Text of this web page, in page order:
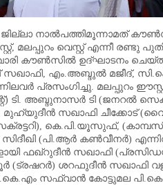
നാല്‍പത്തിമൂന്നാമത്
വെസ്റ്റ് എന്നീ രണ്ടു
കൗണ്‍സില്‍ ഉദ്ഘാടനം
എം.അബ്ദുല്‍ മജീദ്,
പ്രസംഗിച്ചു. മലപ്പുറം ഈസ്റ്റ്
അബ്ദുനാസര്‍ ടി (ജനറല്‍
മുഹ്‌യുദീന്‍ സഖാഫി ചീക്കോട്
കെ.പി.യൂസുഫ്,
(പി.ആര്‍ കണ്‍വീനര്‍)
ഫഖ്‌റുദീന്‍ സഖാഫി
(ട്രഷറര്‍) ശറഫുദീന്‍ സഖാഫി
സഫ്വാന്‍ കോട്ടുമല പി.കെ.